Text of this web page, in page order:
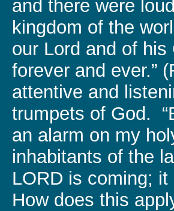
and there were
kingdom of the
our Lord and of
forever and ever.”
attentive and
trumpets of God.
an alarm on my
inhabitants of the
LORD is coming; it
How does this